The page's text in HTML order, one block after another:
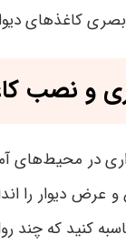
کاغذهای
و نصب
در محیط‌های
و عرض دیوار
کنید که چند